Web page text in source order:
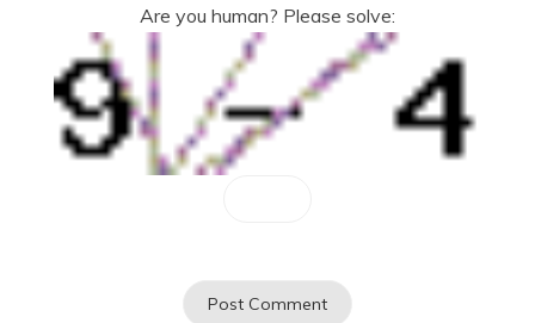
Are you human? Please solve: